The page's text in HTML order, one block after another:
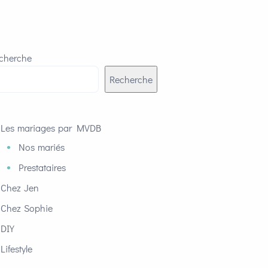
Recherche
Les mariages par MVDB
Nos mariés
Prestataires
Chez Jen
Chez Sophie
DIY
Lifestyle